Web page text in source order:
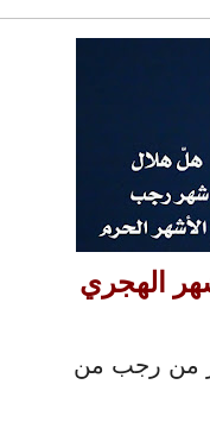
الهجري
من رجب من